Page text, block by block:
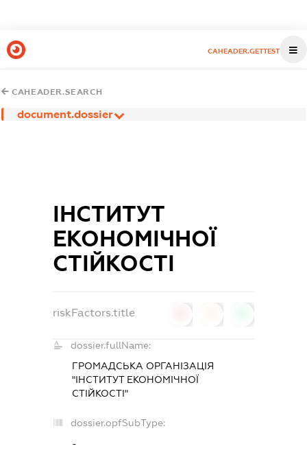
CAHEADER.GETTEST
CAHEADER.SEARCH
document.dossier
ІНСТИТУТ
ЕКОНОМІЧНОЇ
СТІЙКОСТІ
riskFactors.title
dossier.fullName:
ГРОМАДСЬКА ОРГАНІЗАЦІЯ
"ІНСТИТУТ ЕКОНОМІЧНОЇ
СТІЙКОСТІ"
dossier.opfSubType:
-